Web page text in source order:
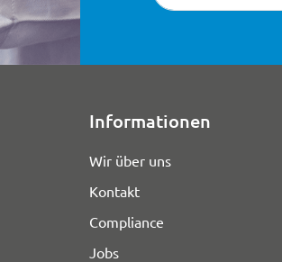
Informationen
Wir über uns
Kontakt
Compliance
Jobs